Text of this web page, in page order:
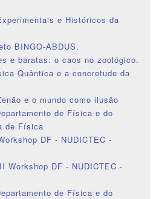
e Históricos da
BINGO-ABDUS.
e baratas: o caos no zoológico.
Quântica e a concretude da
e o mundo como ilusão
de Física e do
de Física
DF - NUDICTEC -
Workshop DF - NUDICTEC -
de Física e do